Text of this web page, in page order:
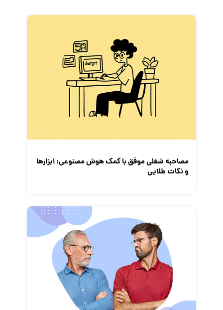
فریلنسر
گزارش‌های آماری
معرفی شرکت ها
معرفی متخصصان منابع انسانی
مصاحبه شغلی موفق با کمک هوش مصنوعی: ابزار‌ها
و نکات طلایی